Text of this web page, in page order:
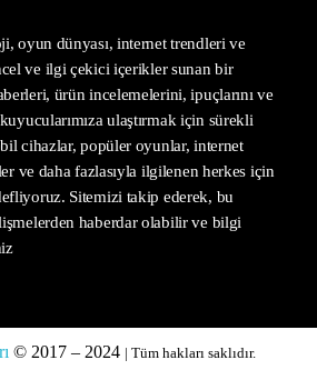
oyun dünyası, internet trendleri ve
ve ilgi çekici içerikler sunan bir
ürün incelemelerini, ipuçlarını ve
ulaştırmak için sürekli
cihazlar, popüler oyunlar, internet
ve daha fazlasıyla ilgilenen herkes için
Sitemizi takip ederek, bu
haberdar olabilir ve bilgi
© 2017 – 2024 | Tüm hakları saklıdır.